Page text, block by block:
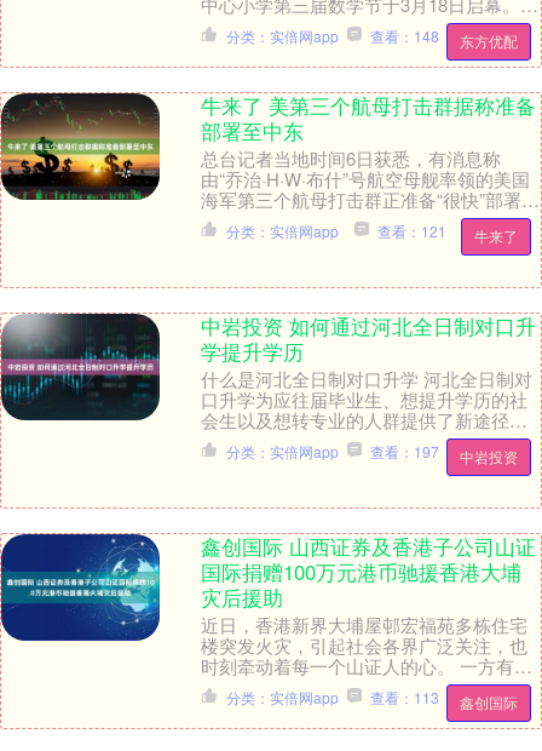
动以“数趣童行，智启未来”为主题，通过开
幕式文艺....
东方优配
分类：实倍网app 查看：148
牛来了 美第三个航母打击群据称准备
部署至中东
总台记者当地时间6日获悉，有消息称
由“乔治·H·W·布什”号航空母舰率领的美国
海军第三个航母打击群正准备“很快”部署到
中东地区。部署的具体时间和持续时间尚
未公布....
牛来了
分类：实倍网app 查看：121
中岩投资 如何通过河北全日制对口升
学提升学历
什么是河北全日制对口升学 河北全日制对
口升学为应往届毕业生、想提升学历的社
会生以及想转专业的人群提供了新途径，
能让他们进入全日制院校深造，获得统招
学历。它针对职....
中岩投资
分类：实倍网app 查看：197
鑫创国际 山西证券及香港子公司山证
国际捐赠100万元港币驰援香港大埔
灾后援助
近日，香港新界大埔屋邨宏福苑多栋住宅
楼突发火灾，引起社会各界广泛关注，也
时刻牵动着每一个山证人的心。 一方有
难，八方驰援。获悉灾情后，山西证券
（002500）紧....
鑫创国际
分类：实倍网app 查看：113